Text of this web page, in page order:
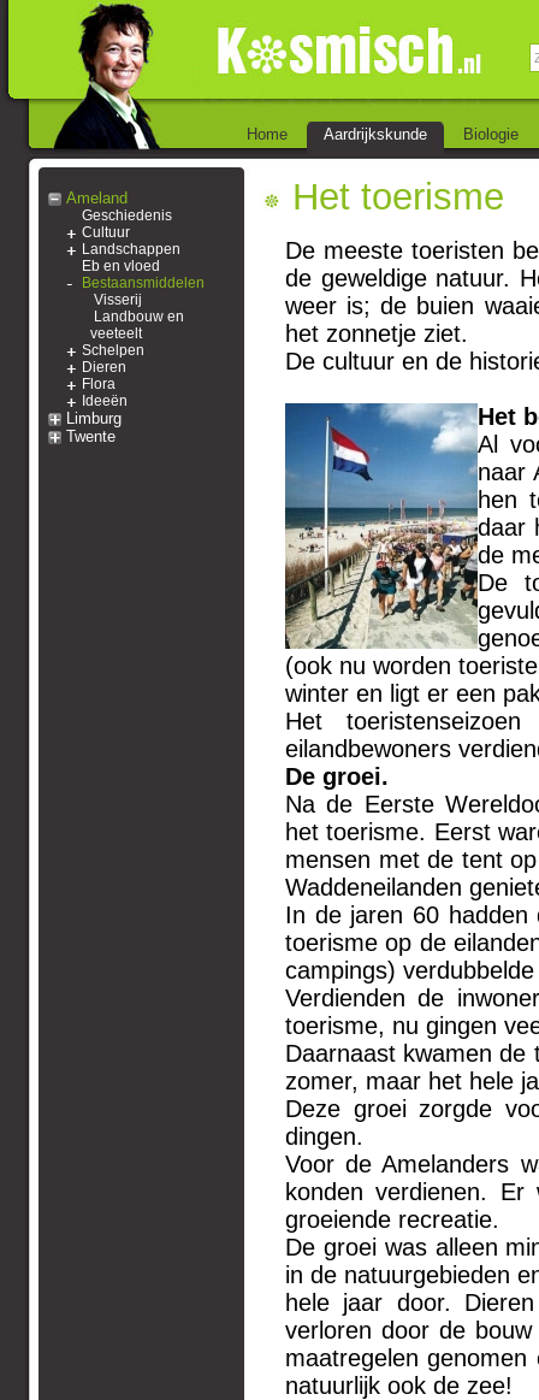
Home Aardrijkskunde Biologie
Ameland
Geschiedenis
Cultuur
Landschappen
Eb en vloed
Bestaansmiddelen
Visserij
Landbouw en
veeteelt
Schelpen
Dieren
Flora
Ideeën
Limburg
Twente
Het toerisme
De meeste toeristen
de geweldige natuur.
weer is; de buien
het zonnetje ziet.
De cultuur en de
Het
Al
naar
hen
daar
de
De
(ook nu worden
winter en ligt er een
Het
eilandbewoners
De groei.
Na de Eerste
het toerisme. Eerst
mensen met de tent
Waddeneilanden
In de jaren 60
toerisme op de
campings)
Verdienden de
toerisme, nu gingen
Daarnaast kwamen de
zomer, maar het hele
Deze groei zorgde
dingen.
Voor de Amelanders
konden verdienen.
groeiende recreatie.
De groei was alleen
in de natuurgebieden
hele jaar door.
verloren door de
maatregelen
natuurlijk ook de zee!